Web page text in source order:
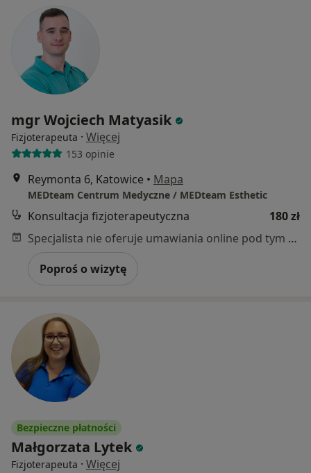
mgr Wojciech Matyasik
Fizjoterapeuta · Więcej
153 opinie
Reymonta 6, Katowice • Mapa
MEDteam Centrum Medyczne / MEDteam Esthetic
Konsultacja fizjoterapeutyczna
180 zł
Specjalista nie oferuje umawiania online pod tym adresem.
Poproś o wizytę
Bezpieczne płatności
Małgorzata Lytek
Fizjoterapeuta · Więcej